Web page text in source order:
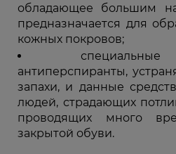
обладающее большим
предназначается для
кожных покровов;
антиперспиранты,
запахи, и данные
людей, страдающих
проводящих много
закрытой обуви.